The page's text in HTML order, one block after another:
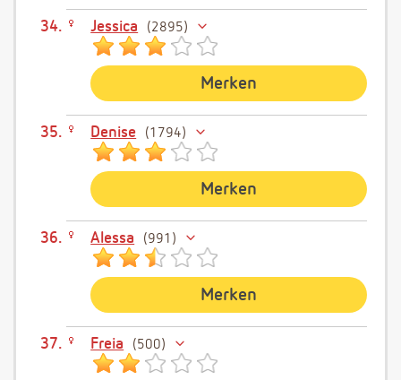
Jessica 2895
Merken
Denise 1794
Merken
Alessa 991
Merken
Freia 500